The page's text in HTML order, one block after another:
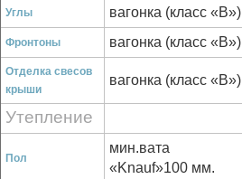
Углы вагонка (класс «В»)
Фронтоны вагонка (класс «В»)
Отделка свесов
крыши
вагонка (класс «В»)
Утепление
Пол
мин.вата
«Knauf»100 мм.